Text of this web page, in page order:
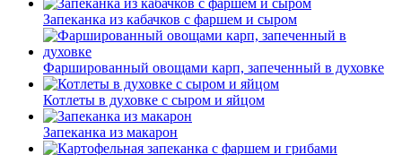
Запеканка из кабачков с фаршем и сыром
Фаршированный овощами карп, запеченный в духовке
Котлеты в духовке с сыром и яйцом
Запеканка из макарон